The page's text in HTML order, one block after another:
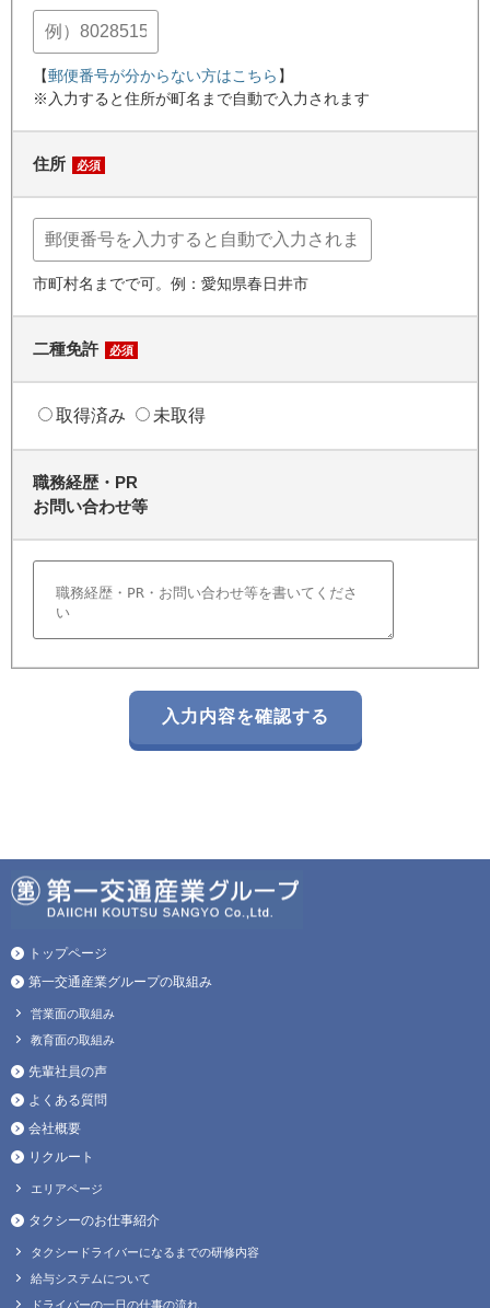
【郵便番号が分からない方はこちら 】
※入力すると住所が町名まで自動で入力されます
住所 必須
市町村名までで可。例：愛知県春日井市
二種免許 必須
取得済み 未取得
職務経歴・PR
お問い合わせ等
トップページ
第一交通産業グループの取組み
営業面の取組み
教育面の取組み
先輩社員の声
よくある質問
会社概要
リクルート
エリアページ
タクシーのお仕事紹介
タクシードライバーになるまでの研修内容
給与システムについて
ドライバーの一日の仕事の流れ